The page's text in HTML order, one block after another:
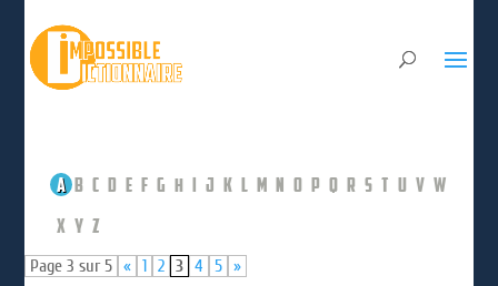
A B C D E F G H I J K L M N O P Q R S T U V W
X Y Z
Page 3 sur 5 « 1 2 3 4 5 »